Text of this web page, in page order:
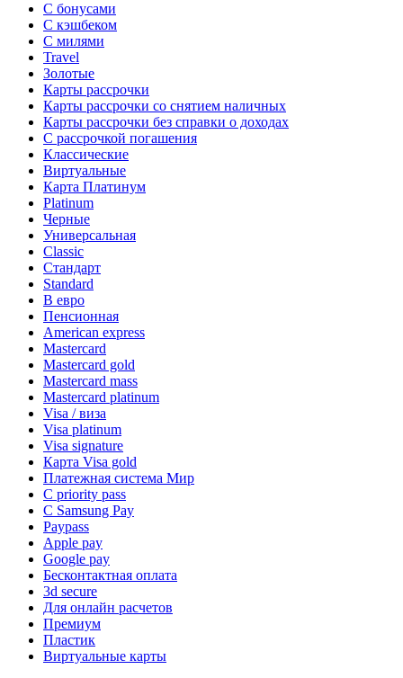
С бонусами
С кэшбеком
С милями
Travel
Золотые
Карты рассрочки
Карты рассрочки со снятием наличных
Карты рассрочки без справки о доходах
С рассрочкой погашения
Классические
Виртуальные
Карта Платинум
Platinum
Черные
Универсальная
Classic
Стандарт
Standard
В евро
Пенсионная
American express
Mastercard
Mastercard gold
Mastercard mass
Mastercard platinum
Visa / виза
Visa platinum
Visa signature
Карта Visa gold
Платежная система Мир
С priority pass
С Samsung Pay
Paypass
Apple pay
Google pay
Бесконтактная оплата
3d secure
Для онлайн расчетов
Премиум
Пластик
Виртуальные карты